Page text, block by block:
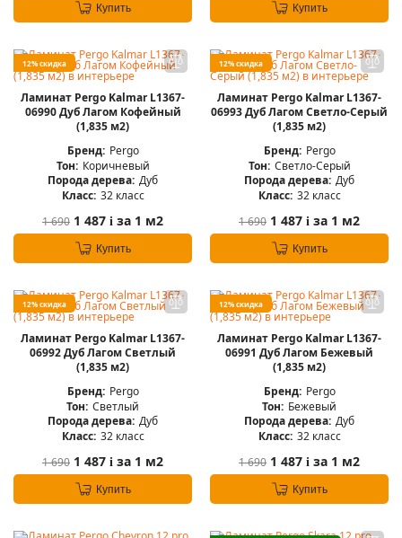
Купить Купить
12% скидка
Ламинат Pergo Kalmar L1367-
06990 Дуб Лагом Кофейный
(1,835 м2)
Бренд: Pergo
Тон: Коричневый
Порода дерева: Дуб
Класс: 32 класс
1 690 1 487 i за 1 м2
Купить
12% скидка
Ламинат Pergo Kalmar L1367-
06993 Дуб Лагом Светло-Серый
(1,835 м2)
Бренд: Pergo
Тон: Светло-Серый
Порода дерева: Дуб
Класс: 32 класс
1 690 1 487 i за 1 м2
Купить
12% скидка
Ламинат Pergo Kalmar L1367-
06992 Дуб Лагом Светлый
(1,835 м2)
Бренд: Pergo
Тон: Светлый
Порода дерева: Дуб
Класс: 32 класс
1 690 1 487 i за 1 м2
Купить
12% скидка
Ламинат Pergo Kalmar L1367-
06991 Дуб Лагом Бежевый
(1,835 м2)
Бренд: Pergo
Тон: Бежевый
Порода дерева: Дуб
Класс: 32 класс
1 690 1 487 i за 1 м2
Купить